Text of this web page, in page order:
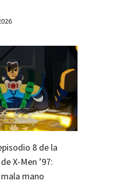
8 de la
X-Men ’97:
mano